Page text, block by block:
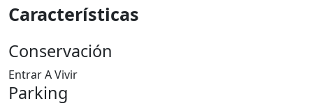
Características
Conservación
Entrar A Vivir
Parking